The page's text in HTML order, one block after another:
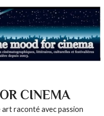
CINEMA
art raconté avec passion